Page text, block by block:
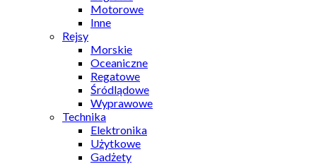
Motorowe
Inne
Rejsy
Morskie
Oceaniczne
Regatowe
Śródlądowe
Wyprawowe
Technika
Elektronika
Użytkowe
Gadżety